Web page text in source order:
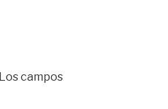
Los campos